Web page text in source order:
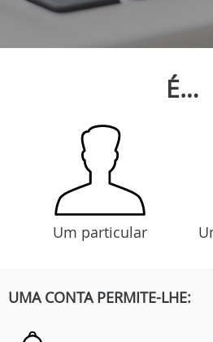
É…
Um particular
UMA CONTA PERMITE-LHE: